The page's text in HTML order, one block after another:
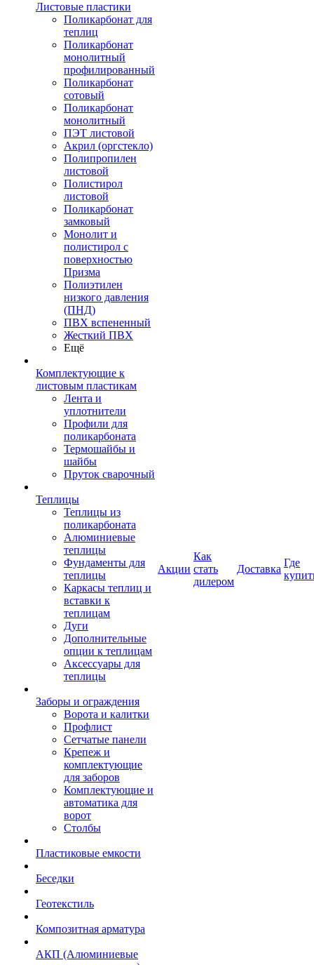
Листовые пластики
Поликарбонат для
теплиц
Поликарбонат
монолитный
профилированный
Поликарбонат
сотовый
Поликарбонат
монолитный
ПЭТ листовой
Акрил (оргстекло)
Полипропилен
листовой
Полистирол
листовой
Поликарбонат
замковый
Монолит и
полистирол с
поверхностью
Призма
Полиэтилен
низкого давления
(ПНД)
ПВХ вспененный
Жесткий ПВХ
Ещё
Комплектующие к
листовым пластикам
Лента и
уплотнители
Профили для
поликарбоната
Термошайбы и
шайбы
Пруток сварочный
Теплицы
Теплицы из
поликарбоната
Алюминиевые
теплицы
Фундаменты для
теплицы
Каркасы теплиц и
вставки к
теплицам
Дуги
Дополнительные
опции к теплицам
Аксессуары для
теплицы
Заборы и ограждения
Ворота и калитки
Профлист
Сетчатые панели
Крепеж и
комплектующие
для заборов
Комплектующие и
автоматика для
ворот
Столбы
Пластиковые емкости
Беседки
Геотекстиль
Композитная арматура
АКП (Алюминиевые
Акции
Как
стать
дилером
Доставка
Где